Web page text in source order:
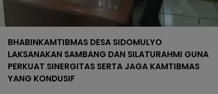
BHABINKAMTIBMAS DESA SIDOMULYO
LAKSANAKAN SAMBANG DAN SILATURAHMI GUNA
PERKUAT SINERGITAS SERTA JAGA KAMTIBMAS
YANG KONDUSIF